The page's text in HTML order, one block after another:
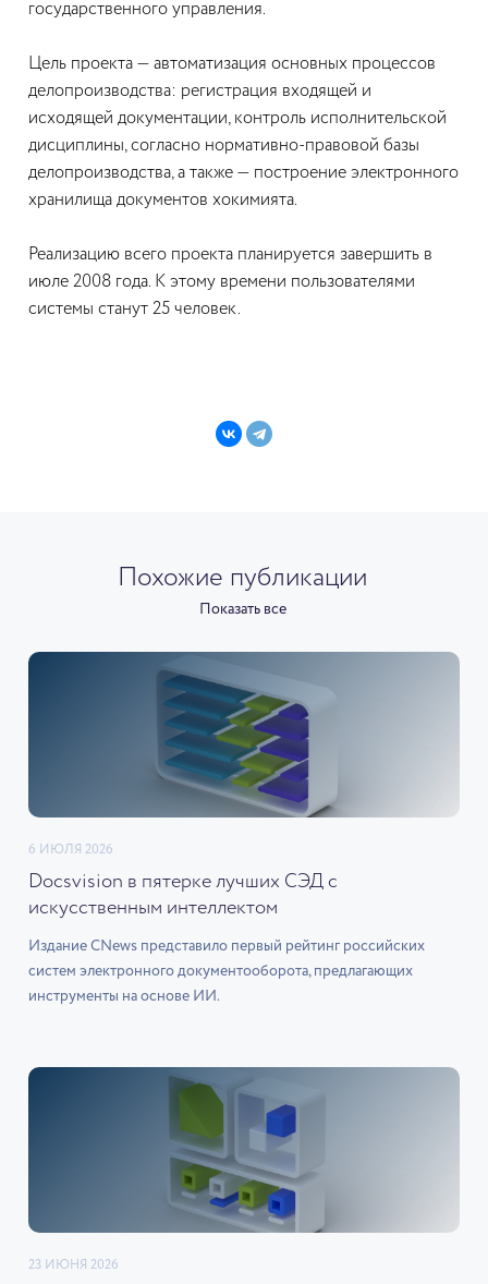
государственного управления.
Цель проекта — автоматизация основных процессов
делопроизводства: регистрация входящей и
исходящей документации, контроль исполнительской
дисциплины, согласно нормативно-правовой базы
делопроизводства, а также — построение электронного
хранилища документов хокимията.
Реализацию всего проекта планируется завершить в
июле 2008 года. К этому времени пользователями
системы станут 25 человек.
Похожие публикации
Показать все
6 ИЮЛЯ 2026
Docsvision в пятерке лучших СЭД с
искусственным интеллектом
Издание CNews представило первый рейтинг российских
систем электронного документооборота, предлагающих
инструменты на основе ИИ.
23 ИЮНЯ 2026